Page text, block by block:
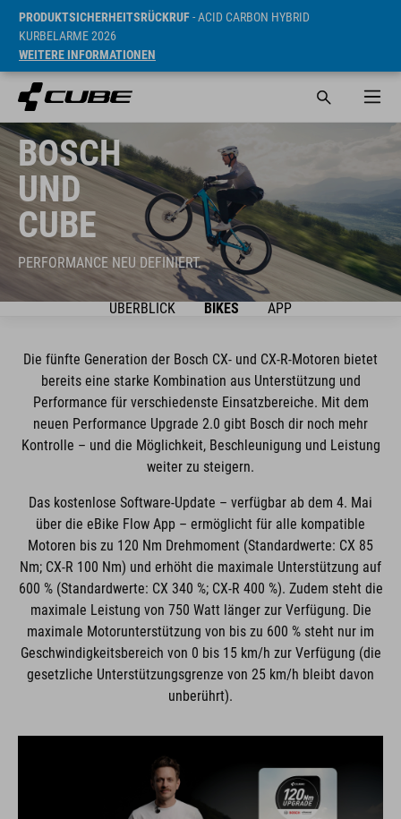
PRODUKTSICHERHEITSRÜCKRUF- ACID CARBON HYBRID
KURBELARME 2026
WEITERE INFORMATIONEN
BOSCH
UND
CUBE
PERFORMANCE NEU DEFINIERT.
ÜBERBLICK BIKES APP
Die fünfte Generation der Bosch CX- und CX-R-Motoren bietet
bereits eine starke Kombination aus Unterstützung und
Performance für verschiedenste Einsatzbereiche. Mit dem
neuen Performance Upgrade 2.0 gibt Bosch dir noch mehr
Kontrolle – und die Möglichkeit, Beschleunigung und Leistung
weiter zu steigern.
Das kostenlose Software-Update – verfügbar ab dem 4. Mai
über die eBike Flow App – ermöglicht für alle kompatible
Motoren bis zu 120 Nm Drehmoment (Standardwerte: CX 85
Nm; CX-R 100 Nm) und erhöht die maximale Unterstützung auf
600 % (Standardwerte: CX 340 %; CX-R 400 %). Zudem steht die
maximale Leistung von 750 Watt länger zur Verfügung. Die
maximale Motorunterstützung von bis zu 600 % steht nur im
Geschwindigkeitsbereich von 0 bis 15 km/h zur Verfügung (die
gesetzliche Unterstützungsgrenze von 25 km/h bleibt davon
unberührt).